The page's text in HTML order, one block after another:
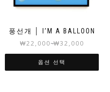
풍선개 │ I’M A BALLOON
₩22,000~₩32,000
옵션 선택